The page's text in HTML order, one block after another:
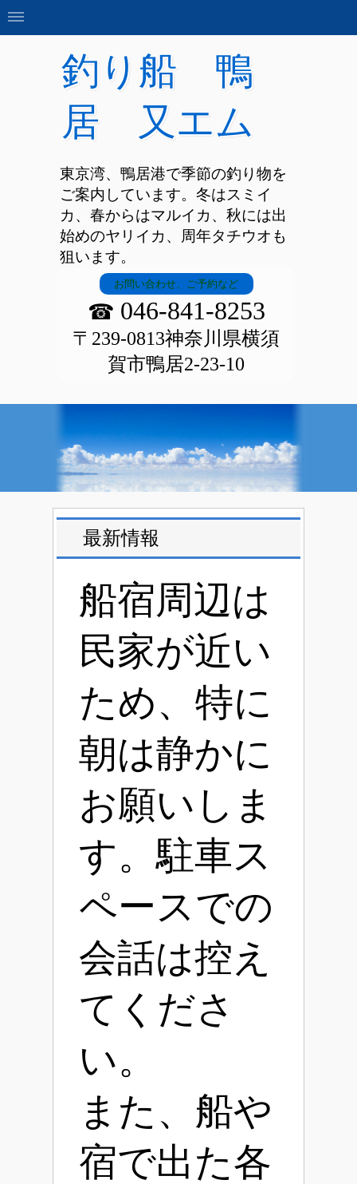
釣り船 鴨
居 又エム
東京湾、鴨居港で季節の釣り物を
ご案内しています。冬はスミイ
カ、春からはマルイカ、秋には出
始めのヤリイカ、周年タチウオも
狙います。
お問い合わせ、ご予約など
☎ 046-841-8253
〒239-0813神奈川県横須
賀市鴨居2-23-10
最新情報
船宿周辺は
民家が近い
ため、特に
朝は静かに
お願いしま
す。駐車ス
ペースでの
会話は控え
てくださ
い。
また、船や
宿で出た各